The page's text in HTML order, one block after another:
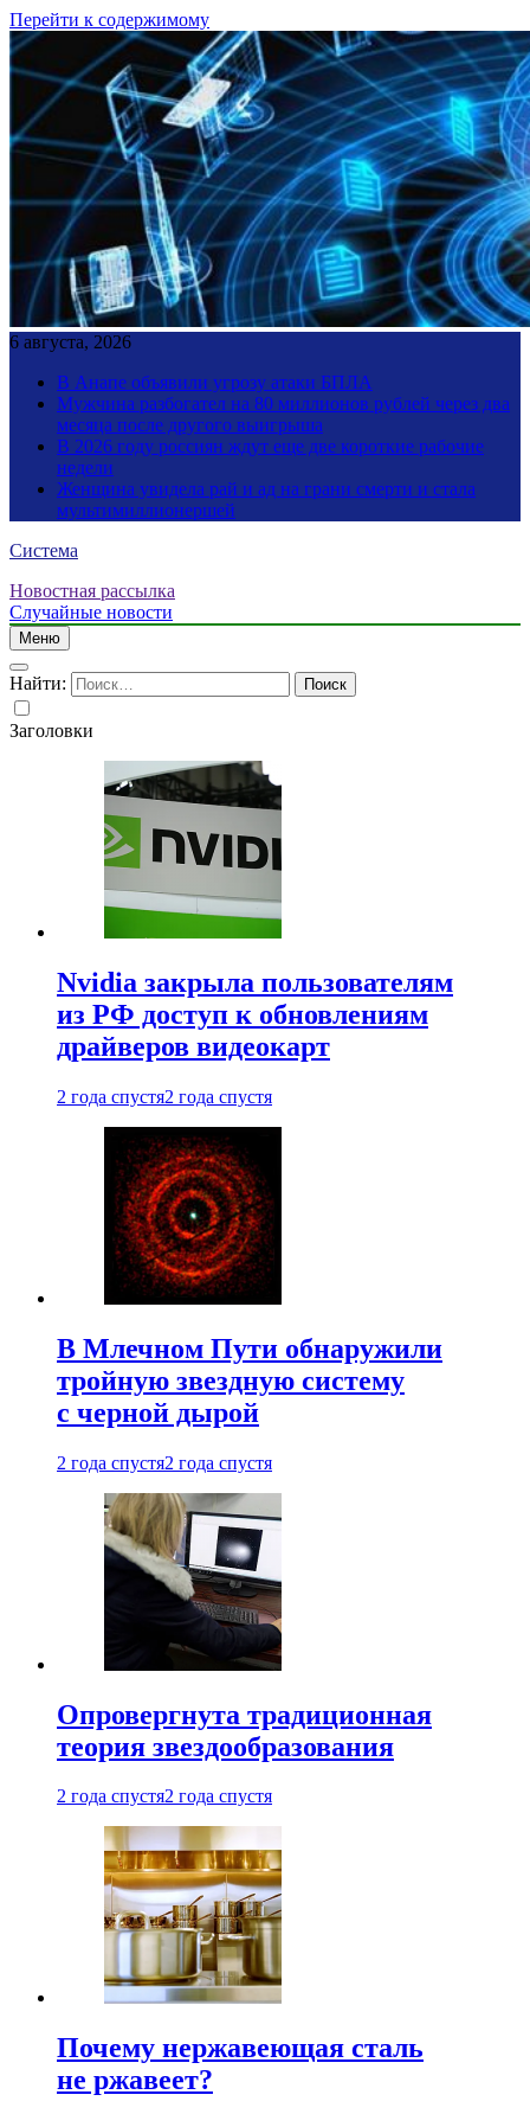
Перейти к содержимому
6 августа, 2026
В Анапе объявили угрозу атаки БПЛА
Мужчина разбогател на 80 миллионов рублей через два
месяца после другого выигрыша
В 2026 году россиян ждут еще две короткие рабочие
недели
Женщина увидела рай и ад на грани смерти и стала
мультимиллионершей
Система
Новостная рассылка
Случайные новости
Меню
Найти:
Заголовки
Nvidia закрыла пользователям
из РФ доступ к обновлениям
драйверов видеокарт
2 года спустя2 года спустя
В Млечном Пути обнаружили
тройную звездную систему
с черной дырой
2 года спустя2 года спустя
Опровергнута традиционная
теория звездообразования
2 года спустя2 года спустя
Почему нержавеющая сталь
не ржавеет?